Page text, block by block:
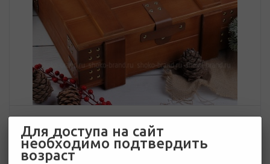
20 621 руб.
Много
Для доступа на сайт
необходимо подтвердить
возраст